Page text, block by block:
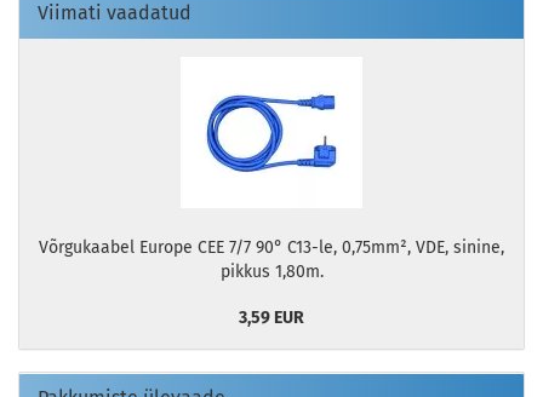
Viimati vaadatud
Võrgukaabel Europe CEE 7/7 90° C13-le, 0,75mm², VDE, sinine,
pikkus 1,80m.
3,59 EUR